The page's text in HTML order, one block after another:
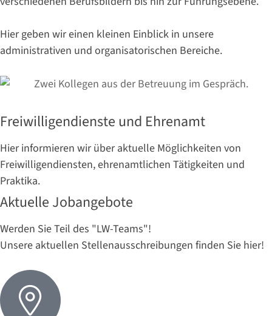
Hier geben wir einen kleinen Einblick in unsere
administrativen und organisatorischen Bereiche.
Freiwilligendienste und Ehrenamt
Hier informieren wir über aktuelle Möglichkeiten von
Freiwilligendiensten, ehrenamtlichen Tätigkeiten und
Praktika.
Aktuelle Jobangebote
Werden Sie Teil des "LW-Teams"!
Unsere aktuellen Stellenausschreibungen finden Sie hier!